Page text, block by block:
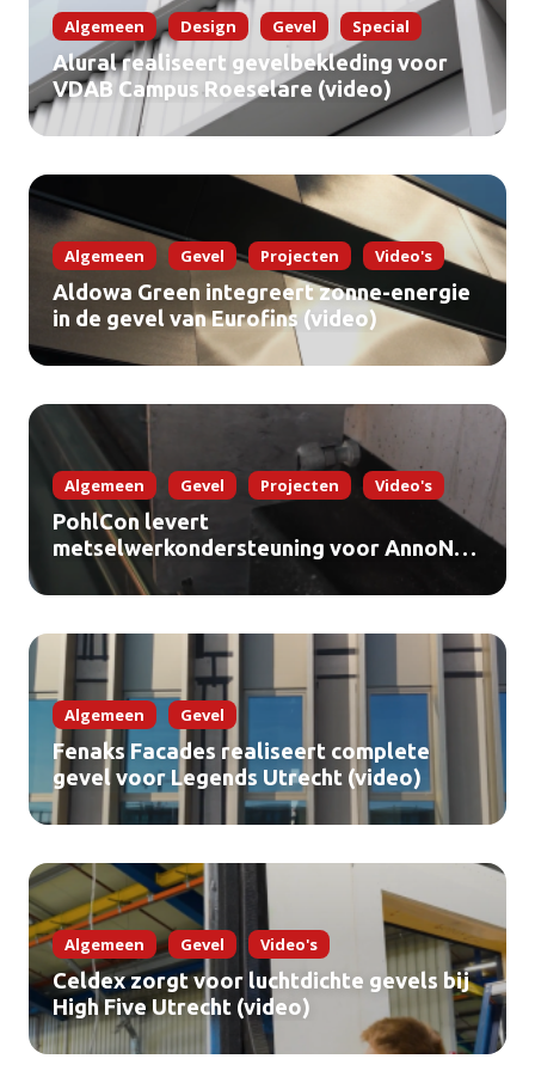
Algemeen Design Gevel Special
Alural realiseert gevelbekleding voor
VDAB Campus Roeselare (video)
Algemeen Gevel Projecten Video's
Aldowa Green integreert zonne-energie
in de gevel van Eurofins (video)
Algemeen Gevel Projecten Video's
PohlCon levert
metselwerkondersteuning voor AnnoNU
Amsterdam (video)
Algemeen Gevel
Fenaks Facades realiseert complete
gevel voor Legends Utrecht (video)
Algemeen Gevel Video's
Celdex zorgt voor luchtdichte gevels bij
High Five Utrecht (video)